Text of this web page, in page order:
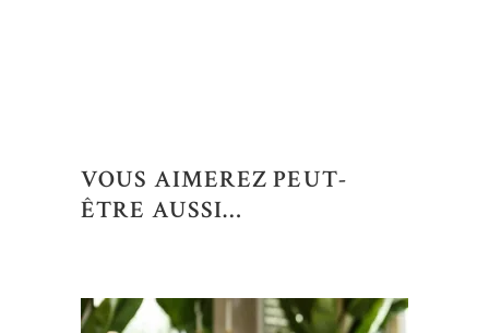
VOUS AIMEREZ PEUT-
ÊTRE AUSSI…